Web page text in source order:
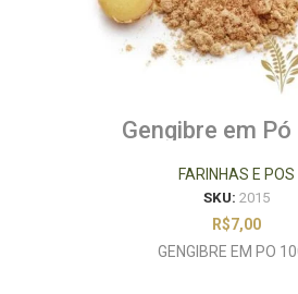
Gengibre em
FARINHAS E POS
SKU: 2015
R$7,00
GENGIBRE EM PO